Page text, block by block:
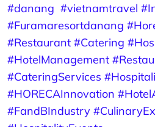
#danang #vietnamtravel
#Furamaresortdanang
#Restaurant #Catering
#HotelManagement
#CateringServices
#HORECAInnovation
#FandBIndustry